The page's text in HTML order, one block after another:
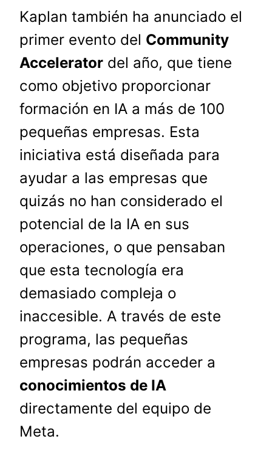
Kaplan también ha anunciado el
primer evento del Community
Accelerator del año, que tiene
como objetivo proporcionar
formación en IA a más de 100
pequeñas empresas. Esta
iniciativa está diseñada para
ayudar a las empresas que
quizás no han considerado el
potencial de la IA en sus
operaciones, o que pensaban
que esta tecnología era
demasiado compleja o
inaccesible. A través de este
programa, las pequeñas
empresas podrán acceder a
conocimientos de IA
directamente del equipo de
Meta.